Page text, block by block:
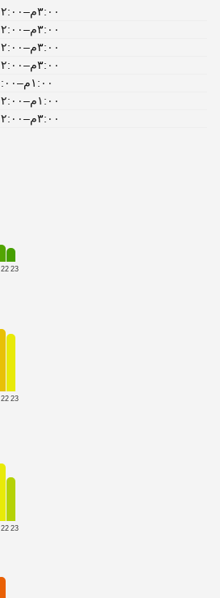
٣:٠٠م–١٢:٠٠ص
٣:٠٠م–١٢:٠٠ص
٣:٠٠م–١٢:٠٠ص
٣:٠٠م–١٢:٠٠ص
١:٠٠م–١:٠٠ص
١:٠٠م–١٢:٠٠ص
٣:٠٠م–١٢:٠٠ص
22 23
22 23
22 23